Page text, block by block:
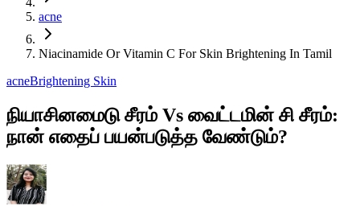
acne
Niacinamide Or Vitamin C For Skin Brightening In Tamil
acneBrightening Skin
நியாசினமைடு சீரம் Vs வைட்டமின் சி சீரம்:
நான் எதைப் பயன்படுத்த வேண்டும்?